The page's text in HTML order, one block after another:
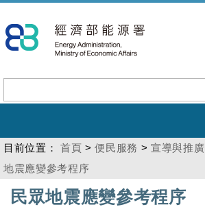
到
主
內
容
目前位置： 首頁 >便民服務 >宣導與推廣
地震應變參考程序
:::
民眾地震應變參考程序